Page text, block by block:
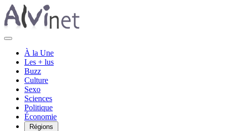
À la Une
Les + lus
Buzz
Culture
Sexo
Sciences
Politique
Économie
Régions